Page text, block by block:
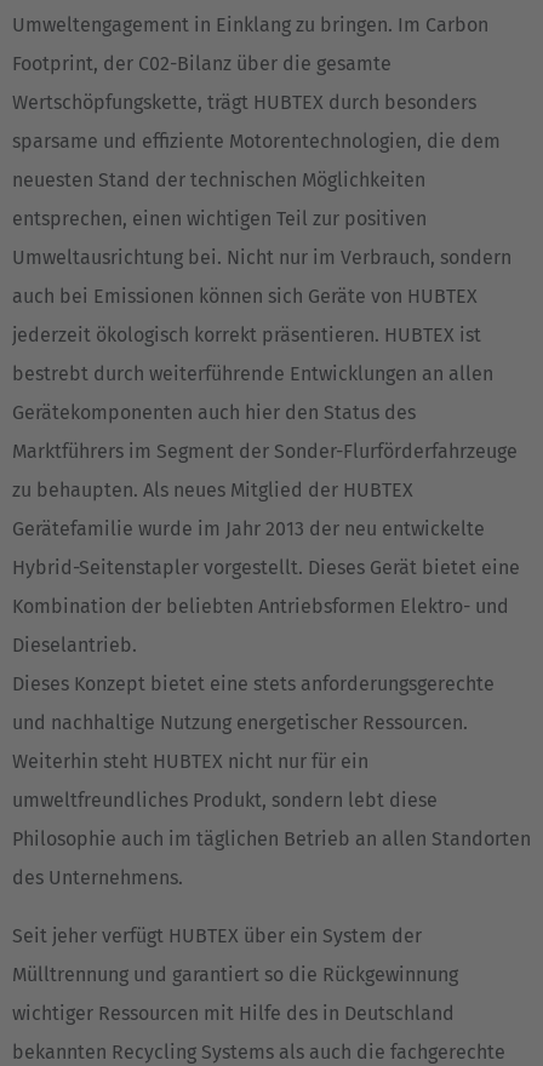
Umweltengagement in Einklang zu bringen. Im Carbon
Footprint, der C02-Bilanz über die gesamte
Wertschöpfungskette, trägt HUBTEX durch besonders
sparsame und effiziente Motorentechnologien, die dem
neuesten Stand der technischen Möglichkeiten
entsprechen, einen wichtigen Teil zur positiven
Umweltausrichtung bei. Nicht nur im Verbrauch, sondern
auch bei Emissionen können sich Geräte von HUBTEX
jederzeit ökologisch korrekt präsentieren. HUBTEX ist
bestrebt durch weiterführende Entwicklungen an allen
Gerätekomponenten auch hier den Status des
Marktführers im Segment der Sonder-Flurförderfahrzeuge
zu behaupten. Als neues Mitglied der HUBTEX
Gerätefamilie wurde im Jahr 2013 der neu entwickelte
Hybrid-Seitenstapler vorgestellt. Dieses Gerät bietet eine
Kombination der beliebten Antriebsformen Elektro- und
Dieselantrieb.
Dieses Konzept bietet eine stets anforderungsgerechte
und nachhaltige Nutzung energetischer Ressourcen.
Weiterhin steht HUBTEX nicht nur für ein
umweltfreundliches Produkt, sondern lebt diese
Philosophie auch im täglichen Betrieb an allen Standorten
des Unternehmens.
Seit jeher verfügt HUBTEX über ein System der
Mülltrennung und garantiert so die Rückgewinnung
wichtiger Ressourcen mit Hilfe des in Deutschland
bekannten Recycling Systems als auch die fachgerechte